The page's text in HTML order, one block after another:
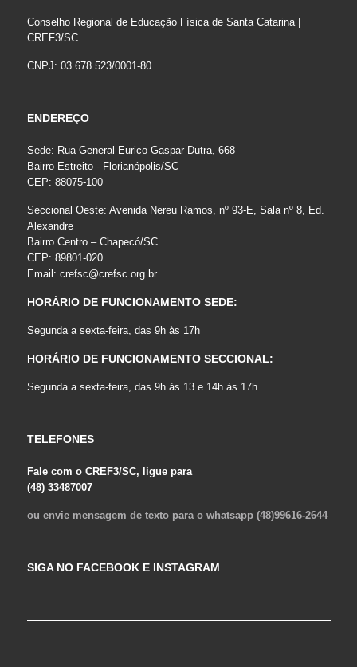
Conselho Regional de Educação Física de Santa Catarina |
CREF3/SC
CNPJ: 03.678.523/0001-80
ENDEREÇO
Sede: Rua General Eurico Gaspar Dutra, 668
Bairro Estreito - Florianópolis/SC
CEP: 88075-100
Seccional Oeste: Avenida Nereu Ramos, nº 93-E, Sala nº 8, Ed.
Alexandre
Bairro Centro – Chapecó/SC
CEP: 89801-020
Email: crefsc@crefsc.org.br
HORÁRIO DE FUNCIONAMENTO SEDE:
Segunda a sexta-feira, das 9h às 17h
HORÁRIO DE FUNCIONAMENTO SECCIONAL:
Segunda a sexta-feira, das 9h às 13 e 14h às 17h
TELEFONES
Fale com o CREF3/SC, ligue para
(48) 33487007
ou envie mensagem de texto para o whatsapp (48)99616-2644
SIGA NO FACEBOOK E INSTAGRAM